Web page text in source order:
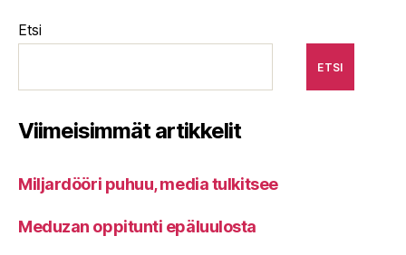
Etsi
ETSI
Viimeisimmät artikkelit
Miljardööri puhuu, media tulkitsee
Meduzan oppitunti epäluulosta